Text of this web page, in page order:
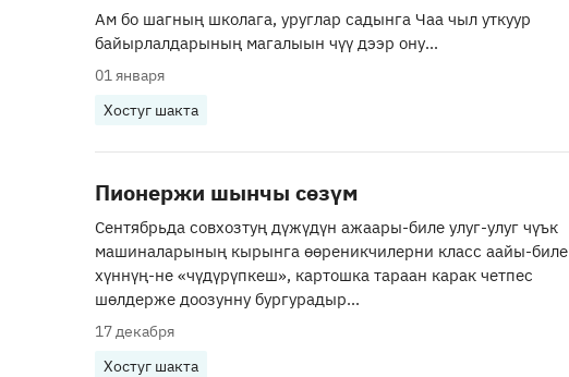
Ам бо шагның школага, уруглар садынга Чаа чыл уткуур
байырлалдарының магалыын чүү дээр ону...
01 января
Хостуг шакта
Пионержи шынчы сөзүм
Сентябрьда совхозтуң дүжүдүн ажаары-биле улуг-улуг чүък
машиналарының кырынга өөреникчилерни класс аайы-биле
хүннүң-не «чүдүрүпкеш», картошка тараан карак четпес
шөлдерже доозунну бургурадыр...
17 декабря
Хостуг шакта